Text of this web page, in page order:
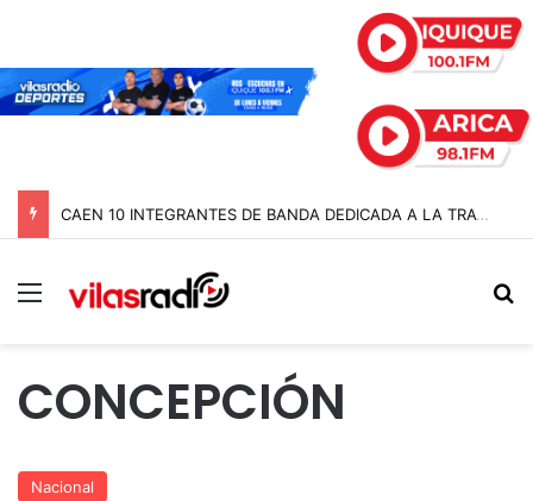
CAEN 10 INTEGRANTES DE BANDA DEDICADA A LA TRATA Y EXPLOTACIÓN SEXUAL DE MENORES EN TARAPACÁ
Menú
CONCEPCIÓN
Nacional